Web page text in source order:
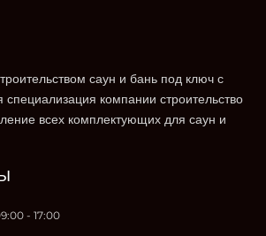
саун и бань под ключ с
специализация компании строительство
всех комплектующих для саун и
- 17:00